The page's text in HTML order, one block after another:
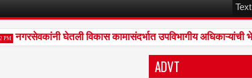
नगरसेवकांनी घेतली विकास कामासंदर्भात उपविभागीय अधिकाऱ्यांची भेट
ADVT